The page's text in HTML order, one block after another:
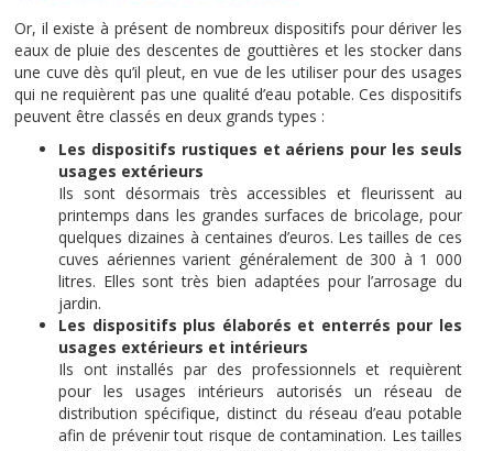
Or, il existe à présent de nombreux dispositifs pour dériver les
eaux de pluie des descentes de gouttières et les stocker dans
une cuve dès qu’il pleut, en vue de les utiliser pour des usages
qui ne requièrent pas une qualité d’eau potable. Ces dispositifs
peuvent être classés en deux grands types :
Les dispositifs rustiques et aériens pour les seuls
usages extérieurs
Ils sont désormais très accessibles et fleurissent au
printemps dans les grandes surfaces de bricolage, pour
quelques dizaines à centaines d’euros. Les tailles de ces
cuves aériennes varient généralement de 300 à 1 000
litres. Elles sont très bien adaptées pour l’arrosage du
jardin.
Les dispositifs plus élaborés et enterrés pour les
usages extérieurs et intérieurs
Ils ont installés par des professionnels et requièrent
pour les usages intérieurs autorisés un réseau de
distribution spécifique, distinct du réseau d’eau potable
afin de prévenir tout risque de contamination. Les tailles